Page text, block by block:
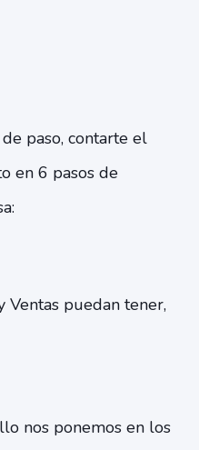
paso, contarte el
en 6 pasos de
puedan tener,
nos ponemos en los